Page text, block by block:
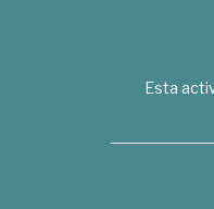
Esta